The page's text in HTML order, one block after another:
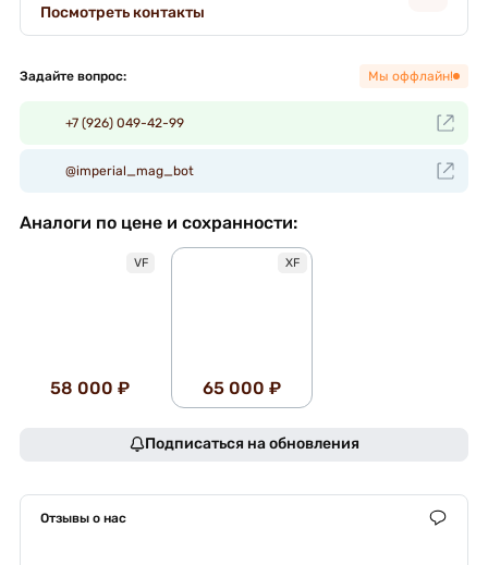
Посмотреть контакты
Задайте вопрос: Мы оффлайн!
+7 (926) 049-42-99
@imperial_mag_bot
Аналоги по цене и сохранности:
VF
58 000 ₽
XF
65 000 ₽
Подписаться на обновления
Отзывы о нас